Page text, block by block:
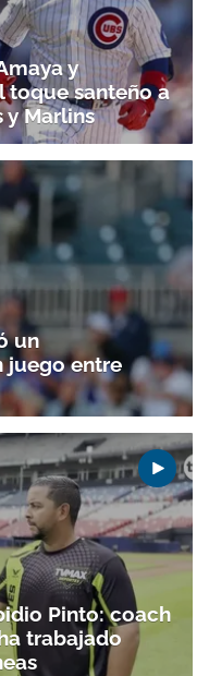
boletín.
ACEPTAR
y
toque santeño a
y Marlins
un
juego entre
Pinto: coach
trabajado